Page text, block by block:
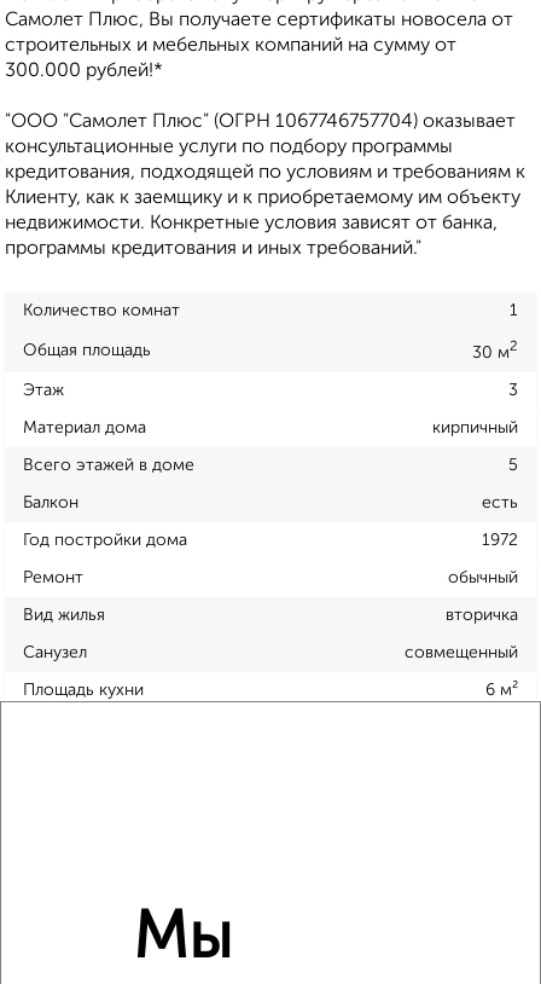
Самолет Плюс, Вы получаете сертификаты новосела от
строительных и мебельных компаний на сумму от
300.000 рублей!*
"ООО "Самолет Плюс" (ОГРН 1067746757704) оказывает
консультационные услуги по подбору программы
кредитования, подходящей по условиям и требованиям к
Клиенту, как к заемщику и к приобретаемому им объекту
недвижимости. Конкретные условия зависят от банка,
программы кредитования и иных требований."
Количество комнат 1
Общая площадь 30 м2
Этаж 3
Материал дома кирпичный
Всего этажей в доме 5
Балкон есть
Год постройки дома 1972
Ремонт обычный
Вид жилья вторичка
Санузел совмещенный
Площадь кухни 6 м²
Фитнес
Мы